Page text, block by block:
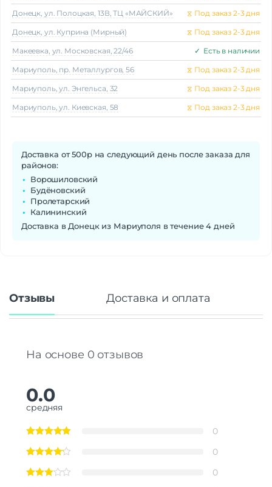
Донецк, ул. Полоцкая, 13В, ТЦ «МАЙСКИЙ» ⧖ Под заказ 2-3 дня
Донецк, ул. Куприна (Мирный) ⧖ Под заказ 2-3 дня
Макеeвка, ул. Московская, 22/46 ✓ Есть в наличии
Мариуполь, пр. Металлургов, 56 ⧖ Под заказ 2-3 дня
Мариуполь, ул. Энгельса, 32 ⧖ Под заказ 2-3 дня
Мариуполь, ул. Киевская, 58 ⧖ Под заказ 2-3 дня
Доставка от 500р на следующий день после заказа для
районов:
Ворошиловский
Будёновский
Пролетарский
Калининский
Доставка в Донецк из Мариуполя в течение 4 дней
Отзывы Доставка и оплата
На основе 0 отзывов
0.0
средняя
0
0
0